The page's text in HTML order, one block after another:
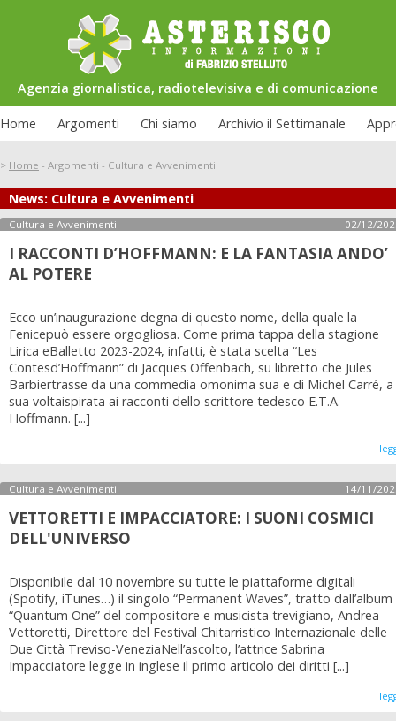
Agenzia giornalistica, radiotelevisiva e di comunicazione
Home Argomenti Chi siamo Archivio il Settimanale
> Home - Argomenti - Cultura e Avvenimenti
News: Cultura e Avvenimenti
Cultura e Avvenimenti 02/12/
I RACCONTI D’HOFFMANN: E LA FANTASIA ANDO’
AL POTERE
Ecco un’inaugurazione degna di questo nome, della quale la
Fenicepuò essere orgogliosa. Come prima tappa della stagione
Lirica eBalletto 2023-2024, infatti, è stata scelta “Les
Contesd’Hoffmann” di Jacques Offenbach, su libretto che Jules
Barbiertrasse da una commedia omonima sua e di Michel Carré, a
sua voltaispirata ai racconti dello scrittore tedesco E.T.A.
Hoffmann. [...]
Cultura e Avvenimenti 14/11/
VETTORETTI E IMPACCIATORE: I SUONI COSMICI
DELL'UNIVERSO
Disponibile dal 10 novembre su tutte le piattaforme digitali
(Spotify, iTunes…) il singolo “Permanent Waves”, tratto dall’album
“Quantum One” del compositore e musicista trevigiano, Andrea
Vettoretti, Direttore del Festival Chitarristico Internazionale delle
Due Città Treviso-VeneziaNell’ascolto, l’attrice Sabrina
Impacciatore legge in inglese il primo articolo dei diritti [...]
carceraria
Allamprese